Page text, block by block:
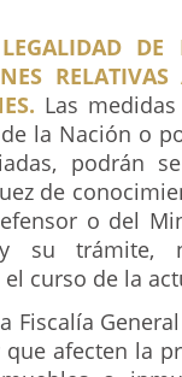
DE
Las
la Nación o
podrán
de
o del
su trámite,
curso de la
Fiscalía
afecten la